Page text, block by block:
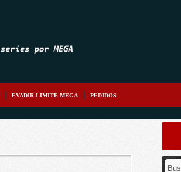
EVADIR LIMITE MEGA PEDIDOS